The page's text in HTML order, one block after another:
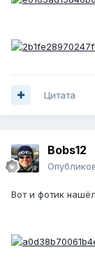
Цитата
Bobs12
Вот и фотик